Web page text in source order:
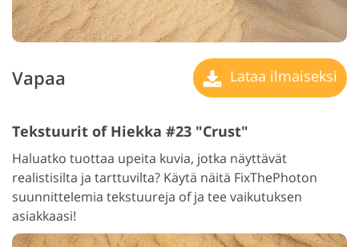
Vapaa Lataa ilmaiseksi
Tekstuurit of Hiekka #23 "Crust"
Haluatko tuottaa upeita kuvia, jotka näyttävät
realistisilta ja tarttuvilta? Käytä näitä FixThePhoton
suunnittelemia tekstuureja of ja tee vaikutuksen
asiakkaasi!